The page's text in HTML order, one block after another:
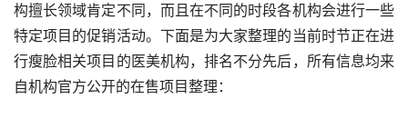
构擅长领域肯定不同，而且在不同的时段各机构会进行一些
特定项目的促销活动。下面是为大家整理的当前时节正在进
行瘦脸相关项目的医美机构，排名不分先后，所有信息均来
自机构官方公开的在售项目整理：